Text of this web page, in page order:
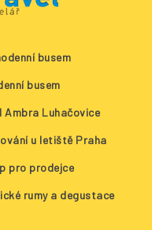
busem
busem
Ambra Luhačovice
u letiště Praha
pro prodejce
rumy a degustace